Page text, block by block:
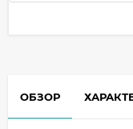
ОБЗОР